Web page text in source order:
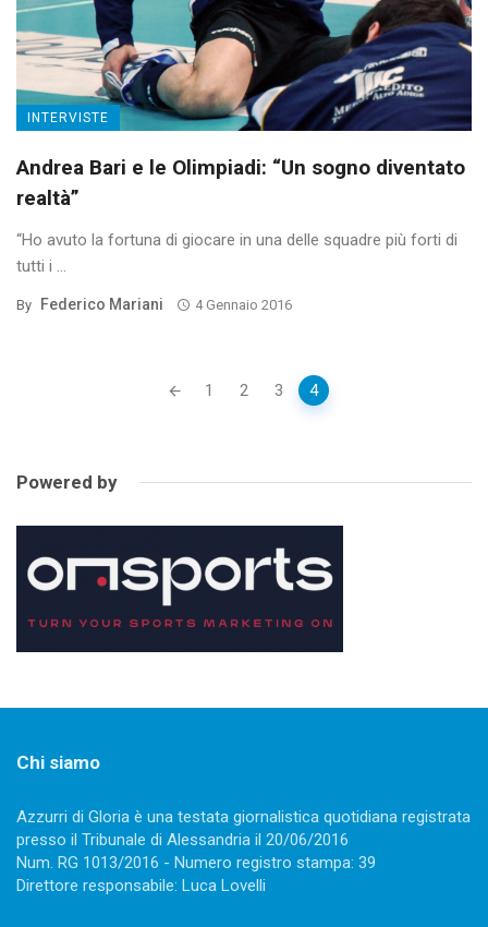
INTERVISTE
Andrea Bari e le Olimpiadi: “Un sogno diventato
realtà”
“Ho avuto la fortuna di giocare in una delle squadre più forti di
tutti i ...
By Federico Mariani 4 Gennaio 2016
1 2 3 4
Powered by
Chi siamo
Azzurri di Gloria è una testata giornalistica quotidiana registrata
presso il Tribunale di Alessandria il 20/06/2016
Num. RG 1013/2016 - Numero registro stampa: 39
Direttore responsabile: Luca Lovelli